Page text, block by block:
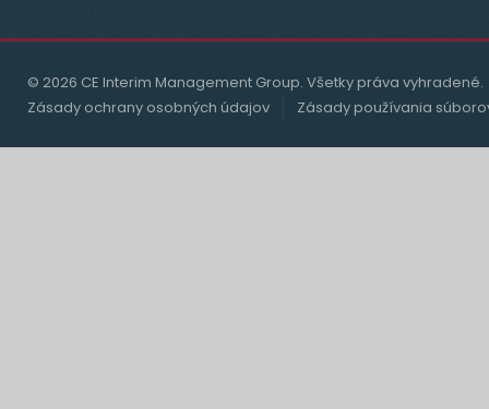
© 2026 CE Interim Management Group. Všetky práva vyhradené.
Zásady ochrany osobných údajov
Zásady používania